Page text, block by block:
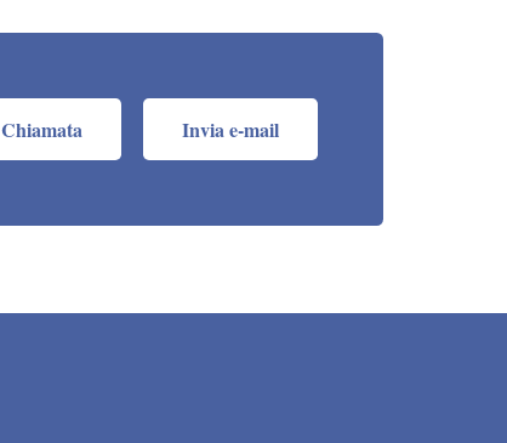
Chiamata Invia e-mail